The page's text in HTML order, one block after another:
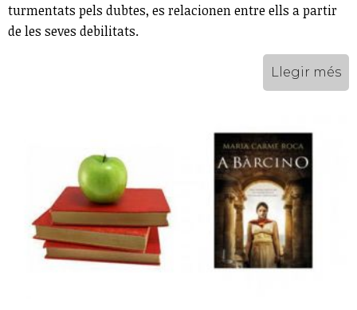
turmentats pels dubtes, es relacionen entre ells a partir
de les seves debilitats.
Llegir més